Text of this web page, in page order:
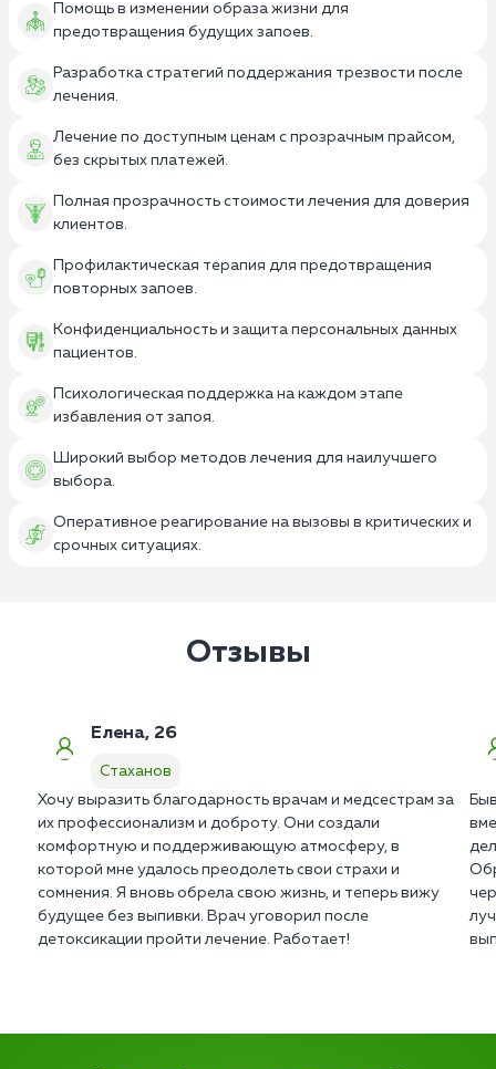
Помощь в изменении образа жизни для
предотвращения будущих запоев.
Разработка стратегий поддержания трезвости после
лечения.
Лечение по доступным ценам с прозрачным прайсом,
без скрытых платежей.
Полная прозрачность стоимости лечения для доверия
клиентов.
Профилактическая терапия для предотвращения
повторных запоев.
Конфиденциальность и защита персональных данных
пациентов.
Психологическая поддержка на каждом этапе
избавления от запоя.
Широкий выбор методов лечения для наилучшего
выбора.
Оперативное реагирование на вызовы в критических и
срочных ситуациях.
Отзывы
Елена, 26
Стаханов
Хочу выразить благодарность врачам и медсестрам за
их профессионализм и доброту. Они создали
комфортную и поддерживающую атмосферу, в
которой мне удалось преодолеть свои страхи и
сомнения. Я вновь обрела свою жизнь, и теперь вижу
будущее без выпивки. Врач уговорил после
детоксикации пройти лечение. Работает!